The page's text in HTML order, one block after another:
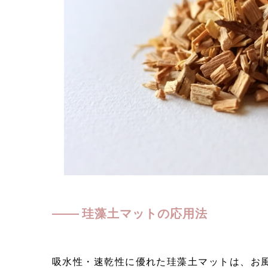
珪藻土マットの応用法
吸水性・速乾性に優れた珪藻土マットは、お